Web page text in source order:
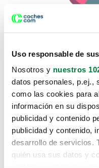
Uso responsable de
Nosotros y nuestros
datos personales, p.ej.,
como las cookies para
información en su
publicidad y contenido
publicidad y contenido,
desarrollo de servicios.
quién usa sus datos y
Lo sentimos,
te hemos
Pero puedes
buscando en alguno